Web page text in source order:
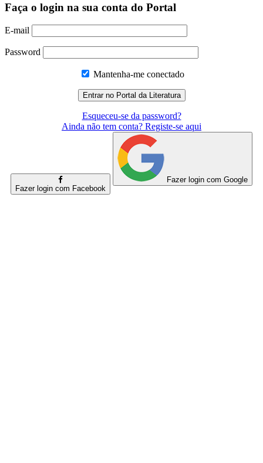
Faça o login na sua conta do Portal
E-mail
Password
Mantenha-me conectado
Esqueceu-se da password?
Ainda não tem conta? Registe-se aqui
Fazer login com Facebook
Fazer login com Google